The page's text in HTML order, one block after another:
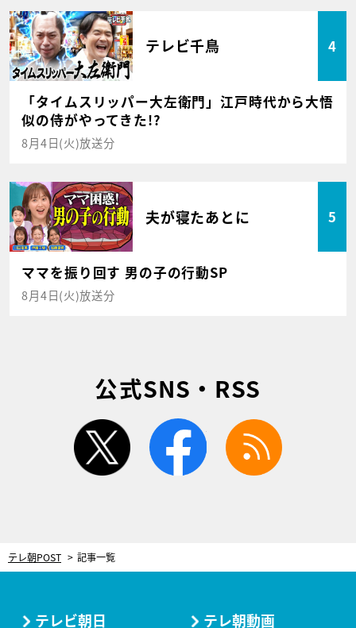
テレビ千鳥 4
「タイムスリッパー大左衛門」江戸時代から大悟
似の侍がやってきた!?
8月4日(火)放送分
夫が寝たあとに 5
ママを振り回す 男の子の行動SP
8月4日(火)放送分
公式SNS・RSS
twitter facebook
テレ朝POST 記事一覧
テレビ朝日 テレ朝動画